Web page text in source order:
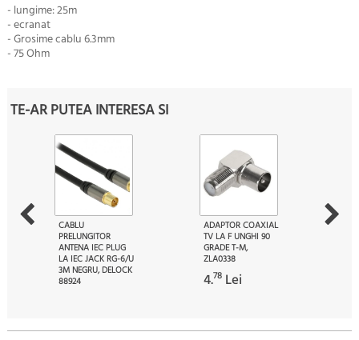
- lungime: 25m
- ecranat
- Grosime cablu 6.3mm
- 75 Ohm
TE-AR PUTEA INTERESA SI
CABLU
PRELUNGITOR
ANTENA IEC PLUG
LA IEC JACK RG-6/U
3M NEGRU, DELOCK
88924
ADAPTOR COAXIAL
TV LA F UNGHI 90
GRADE T-M,
ZLA0338
4.78 Lei